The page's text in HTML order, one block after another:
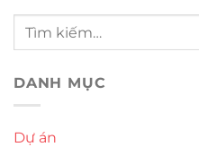
DANH MỤC
Dự án